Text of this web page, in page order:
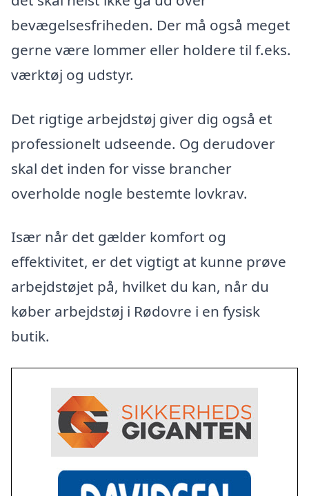
bevægelsesfriheden. Der må også meget
gerne være lommer eller holdere til f.eks.
værktøj og udstyr.
Det rigtige arbejdstøj giver dig også et
professionelt udseende. Og derudover
skal det inden for visse brancher
overholde nogle bestemte lovkrav.
Især når det gælder komfort og
effektivitet, er det vigtigt at kunne prøve
arbejdstøjet på, hvilket du kan, når du
køber arbejdstøj i Rødovre i en fysisk
butik.